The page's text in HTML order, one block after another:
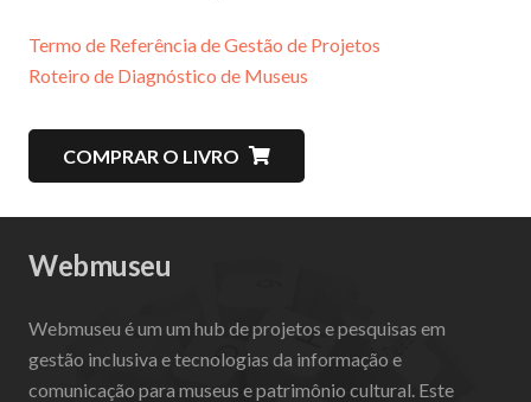
Termo de Referência de Gestão de Projetos
Roteiro de Diagnóstico de Museus
COMPRAR O LIVRO
Webmuseu
Webmuseu é um um hub de projetos e pesquisas em
gestão inclusiva e tecnologias da informação e
comunicação para museus e patrimônio cultural. Este